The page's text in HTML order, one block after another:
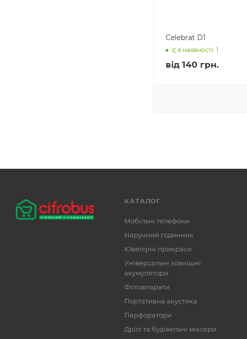
Celebrat D1
Є в наявності: 1
від 140 грн.
КАТАЛОГ
Мобільні телефони
Наручний годинник
Ювелірні прикраси
Універсальні зовнішні
акумулятори
Фотоапарати
Портативна акустика
Перфоратори
Дрілі та будівельні міксери